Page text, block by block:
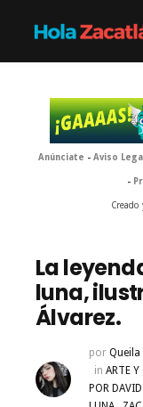
Anúnciate - Aviso Legal
-
La
luna,
Álvarez.
por Queila
in ARTE Y
POR